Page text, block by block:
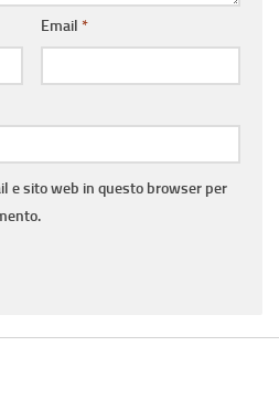
Email *
e sito web in questo browser per